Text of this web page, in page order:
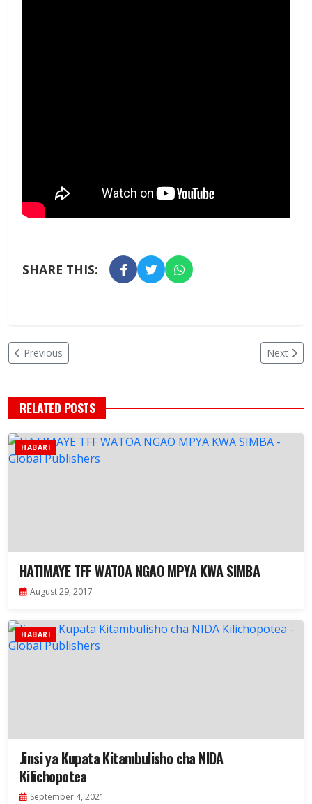
SHARE THIS:
Previous Next
RELATED POSTS
HABARI
HATIMAYE TFF WATOA NGAO MPYA KWA SIMBA
August 29, 2017
HABARI
Jinsi ya Kupata Kitambulisho cha NIDA
Kilichopotea
September 4, 2021